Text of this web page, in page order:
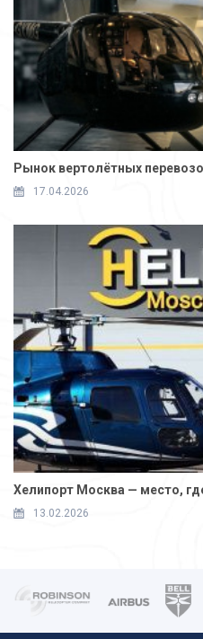
Рынок вертолётных
17.04.2026
Хелипорт Москва — место,
13.02.2026